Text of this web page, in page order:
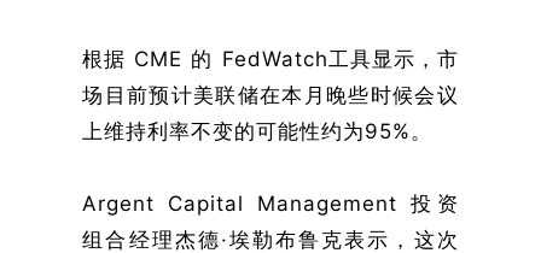
根据 CME 的 FedWatch工具显示，市
场目前预计美联储在本月晚些时候会议
上维持利率不变的可能性约为95%。
Argent Capital Management 投资
组合经理杰德·埃勒布鲁克表示，这次